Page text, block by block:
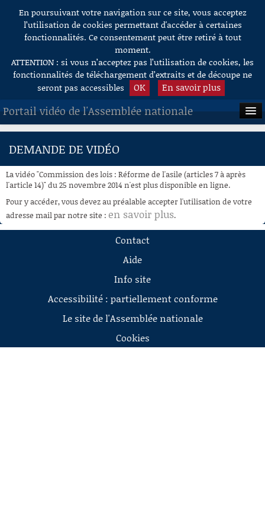
Aller au contenu
En poursuivant votre navigation sur ce site, vous acceptez
l’utilisation de cookies permettant d'accéder à certaines
fonctionnalités. Ce consentement peut être retiré à tout
moment.
ATTENTION : si vous n’acceptez pas l’utilisation de cookies, les
fonctionnalités de téléchargement d’extraits et de découpe ne
seront pas accessibles
OK En savoir plus
Portail vidéo de l'Assemblée nationale
ACCUEIL
À LA DEMANDE
RECHERCHE
AIDE À LA DÉCOUPE
DEMANDE DE VIDÉO
La vidéo "Commission des lois : Réforme de l'asile (articles 7 à après
l'article 14)" du 25 novembre 2014 n'est plus disponible en ligne.
Pour y accéder, vous devez au préalable accepter l'utilisation de votre
adresse mail par notre site : en savoir plus.
Contact
Aide
Info site
Accessibilité : partiellement conforme
Le site de l'Assemblée nationale
Cookies